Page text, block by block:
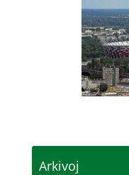
Arkivoj